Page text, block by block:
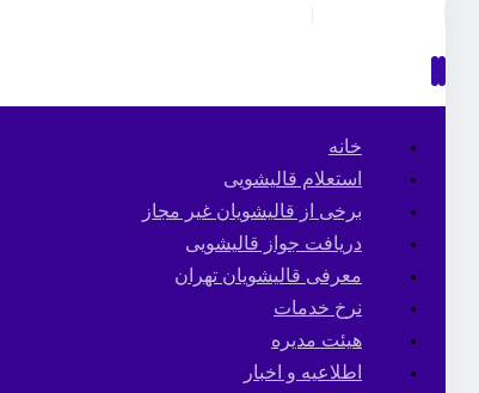
خانه
استعلام قالیشویی
برخی از قالیشویان غیر مجاز
دریافت جواز قالیشویی
معرفی قالیشویان تهران
نرخ خدمات
هیئت مدیره
اطلاعیه و اخبار